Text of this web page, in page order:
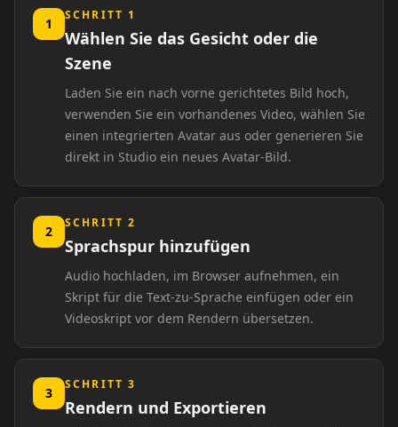
Beauty 07
Beauty 09
TV Anchor 01 TV Anchor 02
TV Anchor 03 TV Anchor 04
TV Anchor 07 TV Anchor 08
TV Anchor 09 TV Anchor 10
1
SCHRITT 1
Wählen Sie das Gesicht oder die
Szene
Laden Sie ein nach vorne gerichtetes Bild hoch,
verwenden Sie ein vorhandenes Video, wählen Sie
einen integrierten Avatar aus oder generieren Sie
direkt in Studio ein neues Avatar-Bild.
2
SCHRITT 2
Sprachspur hinzufügen
Audio hochladen, im Browser aufnehmen, ein
Skript für die Text-zu-Sprache einfügen oder ein
Videoskript vor dem Rendern übersetzen.
3
SCHRITT 3
Rendern und Exportieren